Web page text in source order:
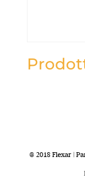
@ 2018 Flexar |